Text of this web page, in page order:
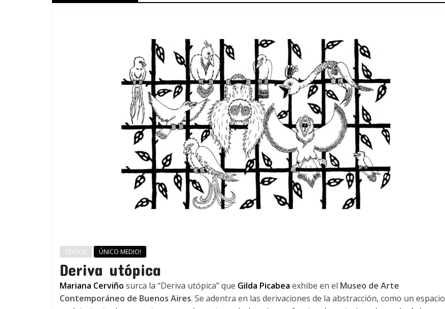
TEXTOS ÚNICO MEDIO!
Deriva utópica
Mariana Cerviño surca la “Deriva utópica” que Gilda Picabea exhibe en el Museo de Arte
Contemporáneo de Buenos Aires. Se adentra en las derivaciones de la abstracción, como un espacio